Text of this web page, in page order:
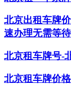
北京出租车牌
速办理无需等待
北京租车牌号-
北京租车牌价